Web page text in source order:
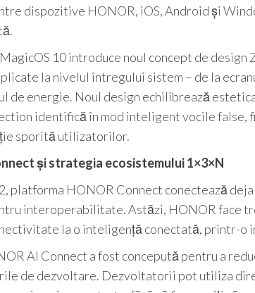
dispozitive HONOR, iOS, Android și
10 introduce noul concept de
la nivelul întregului sistem – de la
de energie. Noul design echilibrează
identifică în mod inteligent vocile
sporită utilizatorilor.
și strategia ecosistemului 1×3×N
platforma HONOR Connect conectează
interoperabilitate. Astăzi, HONOR face
la o inteligență conectată, printr-o
AI Connect a fost concepută pentru a
de dezvoltare. Dezvoltatorii pot utiliza